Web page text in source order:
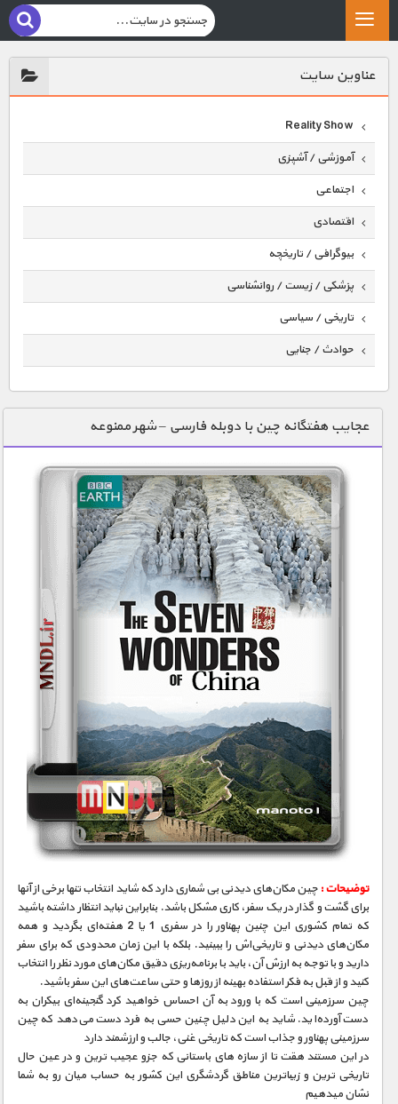
عناوين سايت
Reality Show
آموزشی / آشپزی
اجتماعی
اقتصادی
بیوگرافی / تاریخچه
پزشکی / زیست / روانشناسی
تاریخی / سیاسی
حوادث / جنایی
دنیای خوراکی ها
زمین شناسی / محیط زیست
سازه/ معماری/ مهندسی
سرگرمی
شناخت کودکان
طبیعت
علم و فناوری
گردشگری
ماورایی
مسابقات / ورزشی
مستند های اختصاصی
عجایب هفتگانه چین با دوبله فارسی – شهر ممنوعه
توضیحات : چین مکان‌های دیدنی بی‌ شماری دارد که شاید انتخاب تنها برخی از آنها
برای گشت و گذار در یک سفر، کاری مشکل باشد. بنابراین نباید انتظار داشته باشید
که تمام کشوری این چنین پهناور را در سفری 1 یا 2 هفته‌ای بگردید و همه
مکان‌های دیدنی و تاریخی‌اش را ببینید. بلکه با این زمان محدودی که برای سفر
دارید و با توجه به ارزش آن، باید با برنامه‌ریزی دقیق مکان‌های مورد نظر را انتخاب
کنید و از قبل به فکر استفاده بهینه از روزها و حتی ساعت‌های این سفر باشید.
چین سرزمینی است که با ورود به آن احساس خواهید کرد گنجینه‌ای بیکران به
دست آورده‌اید. شاید به این دلیل چنین حسی به فرد دست می‌دهد که چین
سرزمینی پهناور و جذاب است که تاریخی غنی، جالب و ارزشمند دارد
در این مستند هقت تا از سازه های باستانی که جزو عجیب ترین و در عین حال
تاریخی ترین و زیباترین مناطق گردشگری این کشور به حساب میان رو به شما
نشان میدهیم